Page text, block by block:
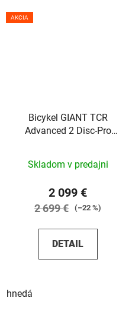
AKCIA
Bicykel GIANT TCR
Advanced 2 Disc-Pro
Skladom v predajni
2 099 €
2 699 € (–22 %)
DETAIL
hnedá